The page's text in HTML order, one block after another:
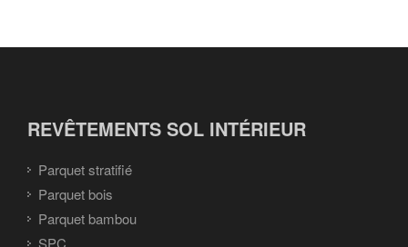
REVÊTEMENTS SOL INTÉRIEUR
Parquet stratifié
Parquet bois
Parquet bambou
SPC